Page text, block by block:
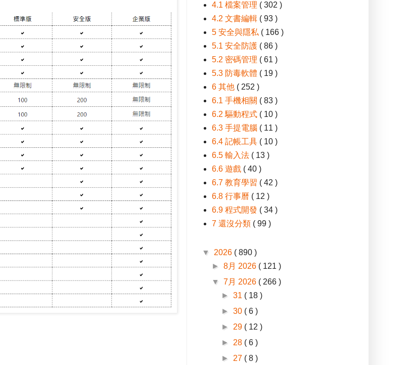
4.1 檔案管理 ( 302 )
4.2 文書編輯 ( 93 )
5 安全與隱私 ( 166 )
5.1 安全防護 ( 86 )
5.2 密碼管理 ( 61 )
5.3 防毒軟體 ( 19 )
6 其他 ( 252 )
6.1 手機相關 ( 83 )
6.2 驅動程式 ( 10 )
6.3 手提電腦 ( 11 )
6.4 記帳工具 ( 10 )
6.5 輸入法 ( 13 )
6.6 遊戲 ( 40 )
6.7 教育學習 ( 42 )
6.8 行事曆 ( 12 )
6.9 程式開發 ( 34 )
7 還沒分類 ( 99 )
▼ 2026 ( 890 )
►8月 2026 ( 121 )
▼7月 2026 ( 266 )
►31 ( 18 )
►30 ( 6 )
► 29 ( 12 )
► 28 ( 6 )
► 27 ( 8 )